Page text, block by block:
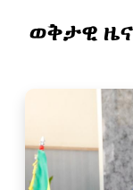
ወቅታዊ ዜና